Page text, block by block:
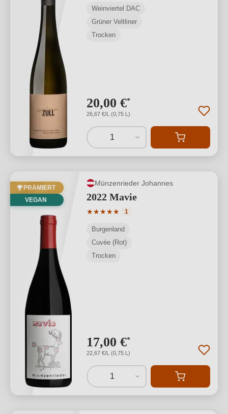
Weinviertel DAC
Grüner Veltliner
Trocken
20,00 €*
26,67 €/L (0,75 L)
1
PRÄMIERT
VEGAN
Münzenrieder Johannes
2022 Mavie
★★★★★
Durchschnittliche Bewertung von 5
1
Burgenland
Cuvée (Rot)
Trocken
17,00 €*
22,67 €/L (0,75 L)
1